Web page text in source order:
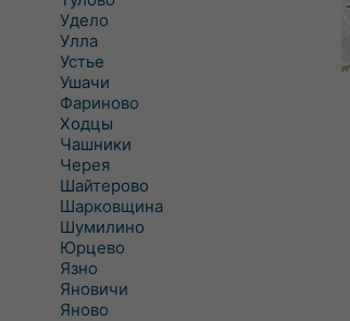
Удело
Улла
Устье
Ушачи
Фариново
Ходцы
Чашники
Черея
Шайтерово
Шарковщина
Шумилино
Юрцево
Язно
Яновичи
Яново